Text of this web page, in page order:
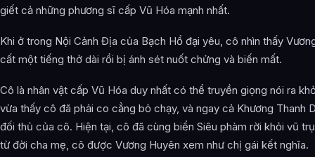
giết cả những phương sĩ cấp Vũ Hóa mạnh nhất.
Khi ở trong Nội Cảnh Địa của Bạch Hổ đại yêu, cô nhìn thấy
cất một tiếng thở dài rồi bị ánh sét nuốt chửng và biến mất.
Cô là nhân vật cấp Vũ Hóa duy nhất có thể truyền giọng nói ra
vừa thấy cô đã phải co cẳng bỏ chạy, và ngay cả Khương Thanh
đối thủ của cô. Hiện tại, cô đã cùng biển Siêu phàm rời khỏi vũ
từ đời cha mẹ, cô được Vương Huyên xem như chị gái kết nghĩa.